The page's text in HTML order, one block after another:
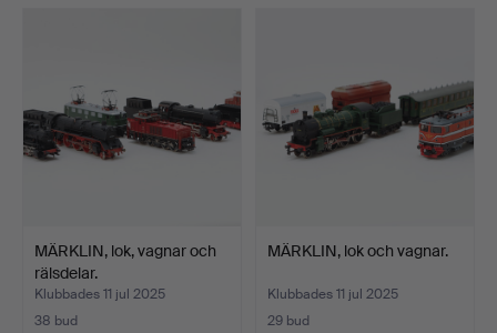
MÄRKLIN, lok, vagnar och
rälsdelar.
Klubbades 11 jul 2025
38 bud
MÄRKLIN, lok och vagnar.
Klubbades 11 jul 2025
29 bud